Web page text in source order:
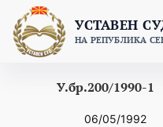
content
УСТАВЕН
НА РЕПУБЛИКА
У.бр.200/1990-1
06/05/1992